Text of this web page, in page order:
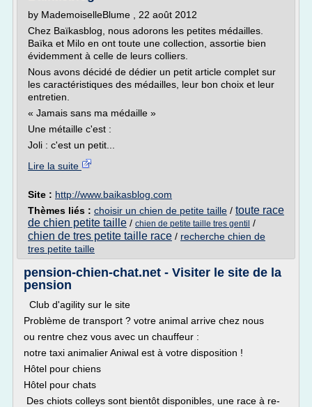
by MademoiselleBlume , 22 août 2012
Chez Baïkasblog, nous adorons les petites médailles.
Baïka et Milo en ont toute une collection, assortie bien
évidemment à celle de leurs colliers.
Nous avons décidé de dédier un petit article complet sur
les caractéristiques des médailles, leur bon choix et leur
entretien.
« Jamais sans ma médaille »
Une métaille c'est :
Joli : c'est un petit...
Lire la suite
Site : http://www.baikasblog.com
Thèmes liés : choisir un chien de petite taille / toute race
de chien petite taille / chien de petite taille tres gentil /
chien de tres petite taille race / recherche chien de
tres petite taille
pension-chien-chat.net - Visiter le site de la
pension
Club d'agility sur le site
Problème de transport ? votre animal arrive chez nous
ou rentre chez vous avec un chauffeur :
notre taxi animalier Aniwal est à votre disposition !
Hôtel pour chiens
Hôtel pour chats
Des chiots colleys sont bientôt disponibles, une race à re-